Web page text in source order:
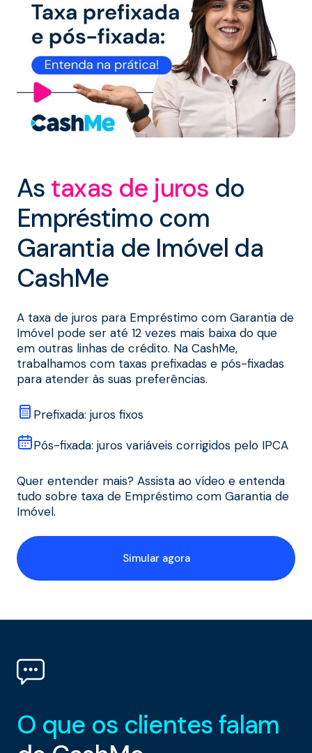
As taxas de juros do
Empréstimo com
Garantia de Imóvel da
CashMe
A taxa de juros para Empréstimo com Garantia de
Imóvel pode ser até 12 vezes mais baixa do que
em outras linhas de crédito. Na CashMe,
trabalhamos com taxas prefixadas e pós-fixadas
para atender às suas preferências.
Prefixada: juros fixos
Pós-fixada: juros variáveis corrigidos pelo IPCA
Quer entender mais? Assista ao vídeo e entenda
tudo sobre taxa de Empréstimo com Garantia de
Imóvel.
Simular agora
O que os clientes falam